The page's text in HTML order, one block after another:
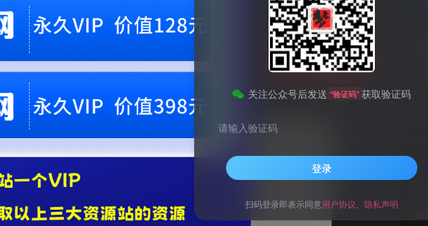
梦币1
钻石会员 免费
立即购买
您当前未登录！建议登陆后购买，可保存购买订单。微信支付联系微信：chen185599521
关注公众号后发送 “验证码” 获取验证码
请输入验证码
登录
扫码登录即表示同意用户协议 隐私声明